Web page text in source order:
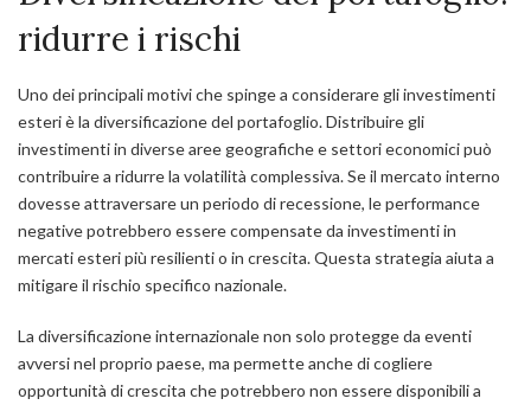
ridurre i rischi
Uno dei principali motivi che spinge a considerare gli investimenti
esteri è la diversificazione del portafoglio. Distribuire gli
investimenti in diverse aree geografiche e settori economici può
contribuire a ridurre la volatilità complessiva. Se il mercato interno
dovesse attraversare un periodo di recessione, le performance
negative potrebbero essere compensate da investimenti in
mercati esteri più resilienti o in crescita. Questa strategia aiuta a
mitigare il rischio specifico nazionale.
La diversificazione internazionale non solo protegge da eventi
avversi nel proprio paese, ma permette anche di cogliere
opportunità di crescita che potrebbero non essere disponibili a